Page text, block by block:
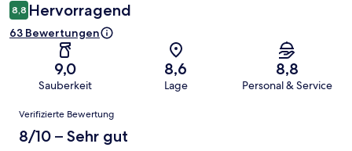
8,8 Hervorragend
63 Bewertungen
9,0
Sauberkeit
8,6
Lage
8,8
Personal & Service
Bewertungen
Verifizierte Bewertung
8/10 – Sehr gut